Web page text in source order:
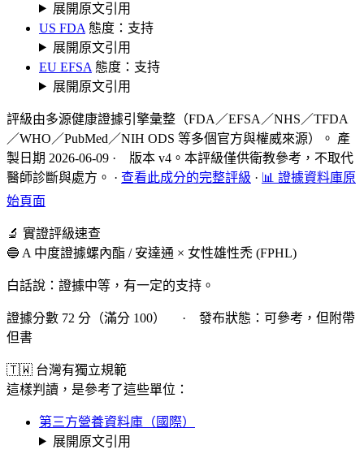
展開原文引用
US FDA 態度：支持
展開原文引用
EU EFSA 態度：支持
展開原文引用
評級由多源健康證據引擎彙整（FDA／EFSA／NHS／TFDA
／WHO／PubMed／NIH ODS 等多個官方與權威來源）。 產
製日期 2026-06-09 · 版本 v4。本評級僅供衛教參考，不取代
醫師診斷與處方。 · 查看此成分的完整評級 · 📊 證據資料庫原
始頁面
🔬 實證評級速查
🔵 A 中度證據螺內酯 / 安達通 × 女性雄性禿 (FPHL)
白話說：證據中等，有一定的支持。
證據分數 72 分（滿分 100） · 發布狀態：可參考，但附帶
但書
🇹🇼 台灣有獨立規範
這樣判讀，是參考了這些單位：
第三方營養資料庫（國際）
展開原文引用